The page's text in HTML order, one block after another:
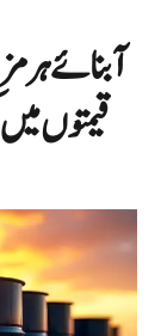
آبنائے
قیمتوں